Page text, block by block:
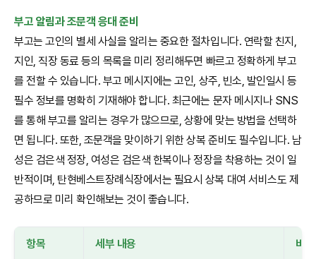
부고 알림과 조문객 응대 준비
부고는 고인의 별세 사실을 알리는 중요한 절차입니다. 연락할 친지,
지인, 직장 동료 등의 목록을 미리 정리해두면 빠르고 정확하게 부고
를 전할 수 있습니다. 부고 메시지에는 고인, 상주, 빈소, 발인일시 등
필수 정보를 명확히 기재해야 합니다. 최근에는 문자 메시지나 SNS
를 통해 부고를 알리는 경우가 많으므로, 상황에 맞는 방법을 선택하
면 됩니다. 또한, 조문객을 맞이하기 위한 상복 준비도 필수입니다. 남
성은 검은색 정장, 여성은 검은색 한복이나 정장을 착용하는 것이 일
반적이며, 탄현베스트장례식장에서는 필요시 상복 대여 서비스도 제
공하므로 미리 확인해보는 것이 좋습니다.
항목 세부 내용 비고